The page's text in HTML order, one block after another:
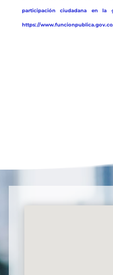
participación ciudadana en la
https://